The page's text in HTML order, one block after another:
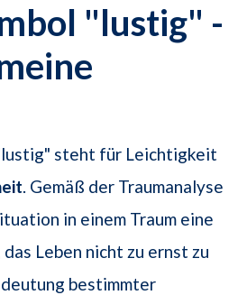
"lustig" -
steht für Leichtigkeit
. Gemäß der Traumanalyse
in einem Traum eine
Leben nicht zu ernst zu
bestimmter